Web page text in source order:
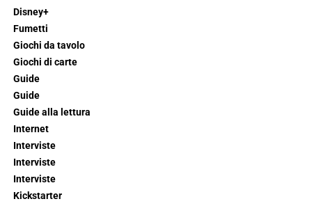
Disney+
Fumetti
Giochi da tavolo
Giochi di carte
Guide
Guide
Guide alla lettura
Internet
Interviste
Interviste
Interviste
Kickstarter